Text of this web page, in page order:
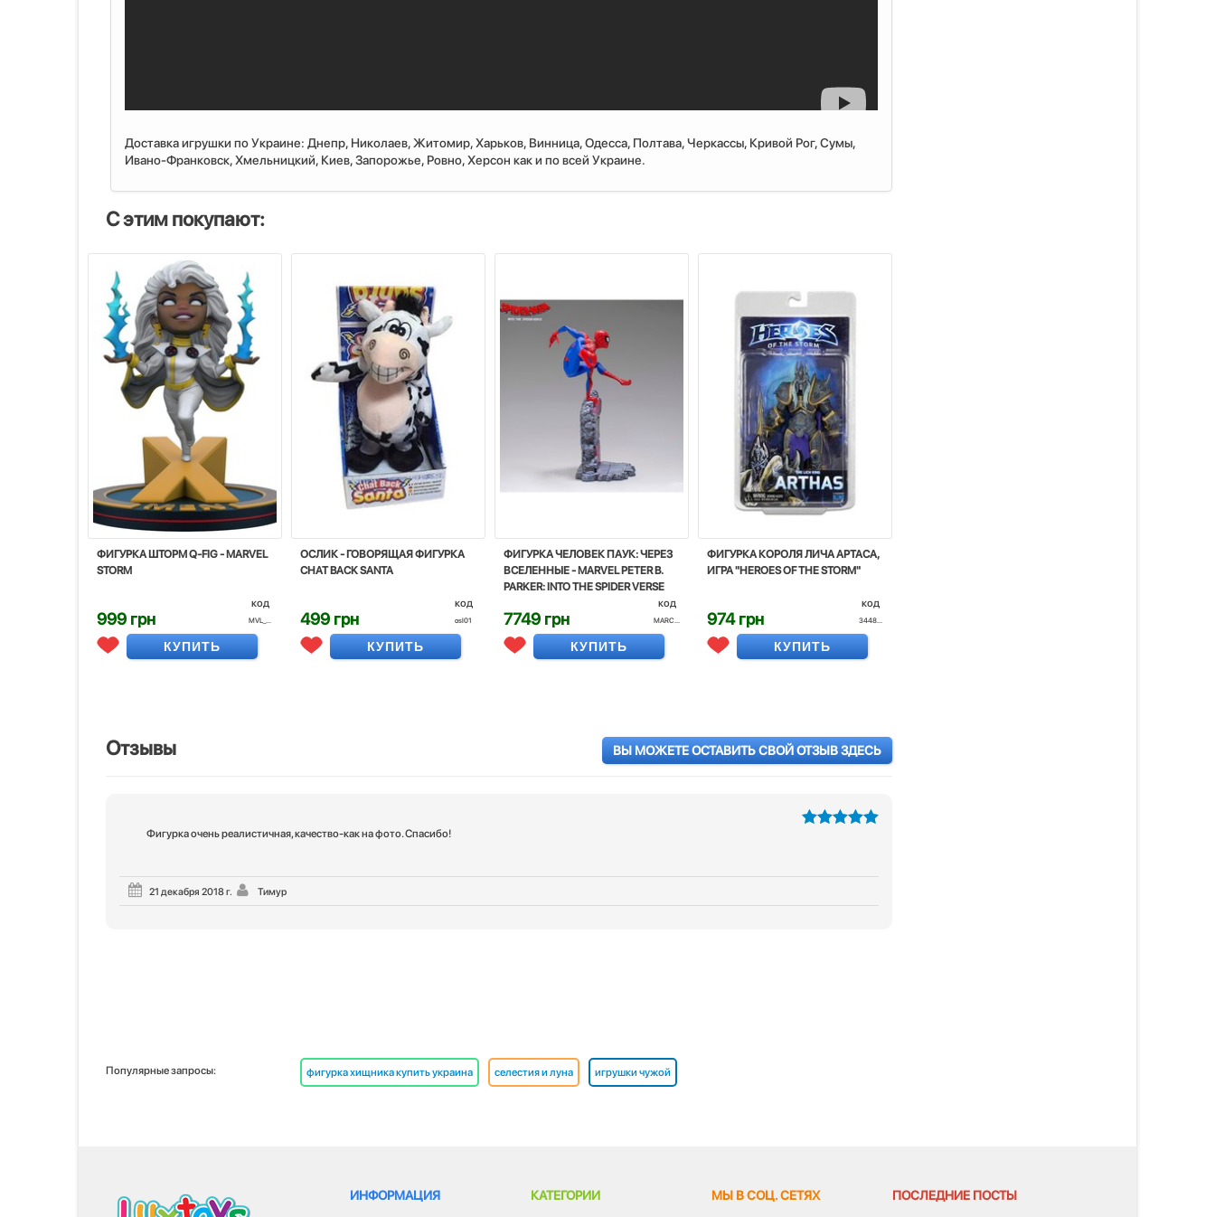
Доставка игрушки по Украине: Днепр, Николаев, Житомир, Харьков, Винница, Одесса, Полтава, Черкассы, Кривой Рог, Сумы,
Ивано-Франковск, Хмельницкий, Киев, Запорожье, Ровно, Херсон как и по всей Украине.
С этим покупают:
ФИГУРКА ШТОРМ Q-FIG - MARVEL
STORM
999 грн
код
MVL_...
КУПИТЬ
ОСЛИК - ГОВОРЯЩАЯ ФИГУРКА
CHAT BACK SANTA
499 грн
код
osl01
КУПИТЬ
ФИГУРКА ЧЕЛОВЕК ПАУК: ЧЕРЕЗ
ВСЕЛЕННЫЕ - MARVEL PETER B.
PARKER: INTO THE SPIDER VERSE
7749 грн
код
MARC...
КУПИТЬ
ФИГУРКА КОРОЛЯ ЛИЧА АРТАСА,
ИГРА "HEROES OF THE STORM"
974 грн
код
3448...
КУПИТЬ
Отзывы ВЫ МОЖЕТЕ ОСТАВИТЬ СВОЙ ОТЗЫВ ЗДЕСЬ
Фигурка очень реалистичная, качество-как на фото. Спасибо!
21 декабря 2018 г. Тимур
Популярные запросы: фигурка хищника купить украина селестия и луна игрушки чужой
ИНФОРМАЦИЯ КАТЕГОРИИ МЫ В СОЦ. СЕТЯХ ПОСЛЕДНИЕ ПОСТЫ